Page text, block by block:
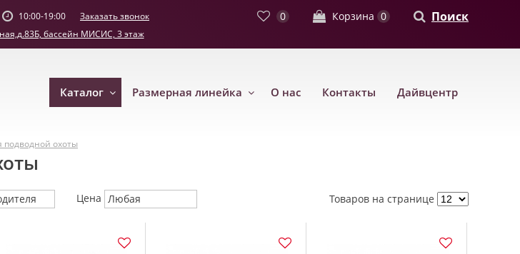
10:00-19:00 Заказать звонок 0 Корзина 0 Поиск
бассейн МИСИС, 3 этаж
Каталог Размерная линейка О нас Контакты Дайвцентр
подводной охоты
Цена Любая Товаров на странице